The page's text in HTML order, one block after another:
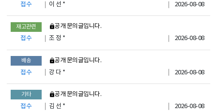
이 선 *
접수 2026-08-08
재고관련
비공개 문의글입니다.
조 정 *
접수 2026-08-08
배송
비공개 문의글입니다.
강 다 *
접수 2026-08-08
기타
비공개 문의글입니다.
김 선 *
접수 2026-08-08